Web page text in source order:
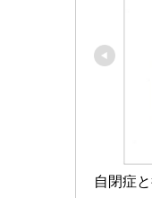
自閉症